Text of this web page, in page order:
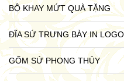
BỘ KHAY MỨT QUÀ TẶNG
ĐĨA SỨ TRƯNG BÀY IN LOGO
GỐM SỨ PHONG THỦY